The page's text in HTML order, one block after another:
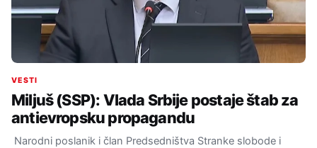
VESTI
Miljuš (SSP): Vlada Srbije postaje štab za
antievropsku propagandu
Narodni poslanik i član Predsedništva Stranke slobode i